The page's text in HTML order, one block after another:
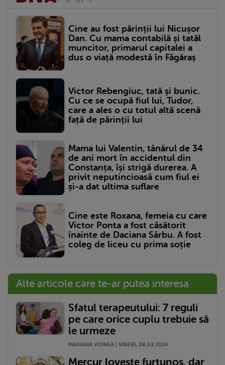
Cine au fost părinții lui Nicușor
Dan. Cu mama contabilă și tatăl
muncitor, primarul capitalei a
dus o viață modestă în Făgăraș
Victor Rebengiuc, tată și bunic.
Cu ce se ocupă fiul lui, Tudor,
care a ales o cu totul altă scenă
față de părinții lui
Mama lui Valentin, tânărul de 34
de ani mort în accidentul din
Constanța, își strigă durerea. A
privit neputincioasă cum fiul ei
și-a dat ultima suflare
Cine este Roxana, femeia cu care
Victor Ponta a fost căsătorit
înainte de Daciana Sârbu. A fost
coleg de liceu cu prima soție
Alte articole care te-ar putea interesa
Sfatul terapeutului: 7 reguli
pe care orice cuplu trebuie să
le urmeze
MARIANA VOINEA | VINERI, 08.03.2024
Mercur lovește furtunos, dar